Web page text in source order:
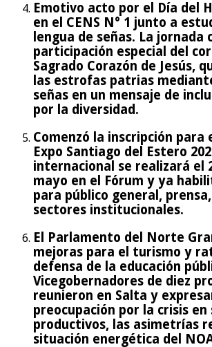
Emotivo acto por el Día del
en el CENS N° 1 junto a
lengua de señas. La jornada
participación especial del
Sagrado Corazón de Jesús,
las estrofas patrias
señas en un mensaje de
por la diversidad.
Comenzó la inscripción para
Expo Santiago del Estero
internacional se realizará el
mayo en el Fórum y ya
para público general,
sectores institucionales.
El Parlamento del Norte
mejoras para el turismo y
defensa de la educación
Vicegobernadores de diez
reunieron en Salta y
preocupación por la crisis en
productivos, las asimetrías
situación energética del